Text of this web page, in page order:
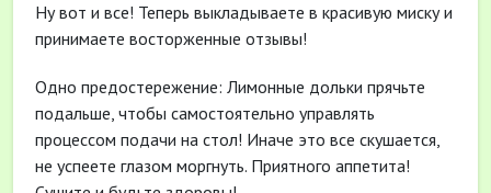
Ну вот и все! Теперь выкладываете в красивую миску и
принимаете восторженные отзывы!
Одно предостережение: Лимонные дольки прячьте
подальше, чтобы самостоятельно управлять
процессом подачи на стол! Иначе это все скушается,
не успеете глазом моргнуть. Приятного аппетита!